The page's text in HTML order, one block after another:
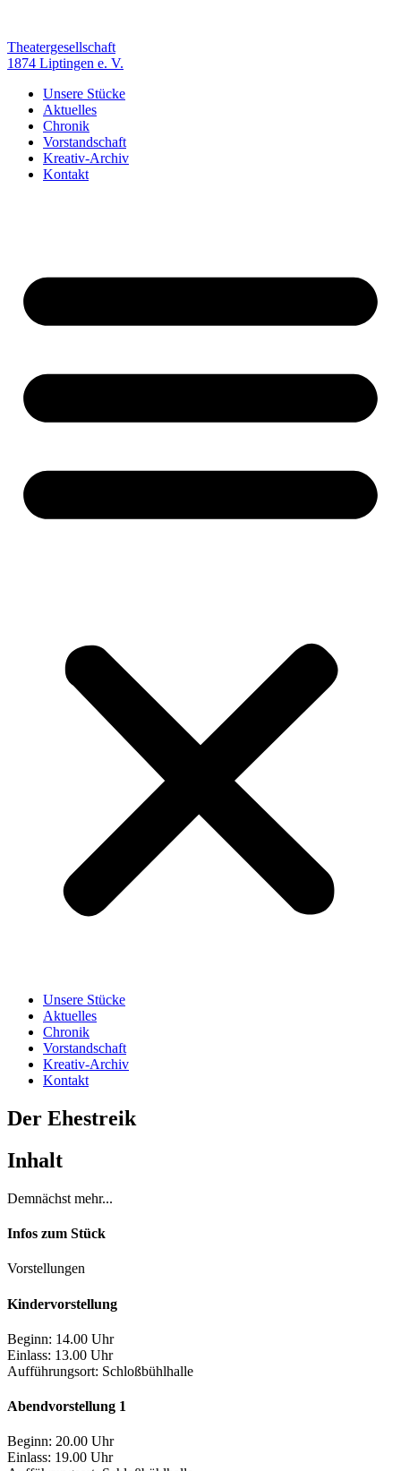
springen
Theatergesellschaft
1874 Liptingen e. V.
Unsere Stücke
Aktuelles
Chronik
Vorstandschaft
Kreativ-Archiv
Kontakt
Unsere Stücke
Aktuelles
Chronik
Vorstandschaft
Kreativ-Archiv
Kontakt
Der Ehestreik
Inhalt
Demnächst mehr...
Infos zum Stück
Vorstellungen
Kindervorstellung
Beginn: 14.00 Uhr
Einlass: 13.00 Uhr
Aufführungsort: Schloßbühlhalle
Abendvorstellung 1
Beginn: 20.00 Uhr
Einlass: 19.00 Uhr